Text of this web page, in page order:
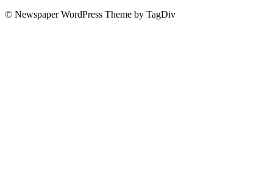
© Newspaper WordPress Theme by TagDiv